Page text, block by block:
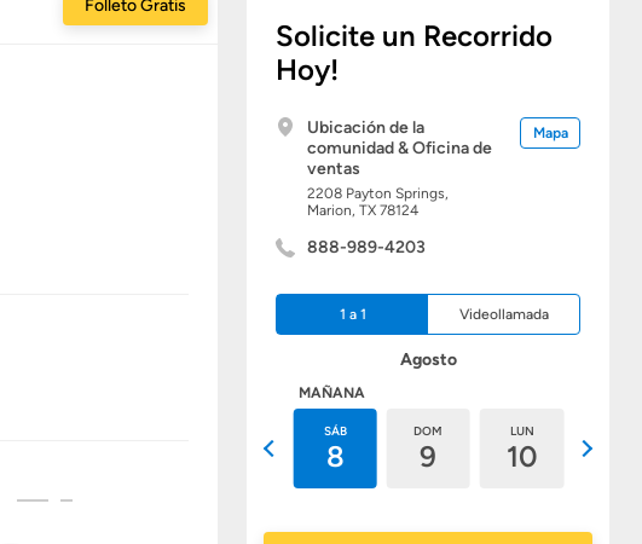
Solicite un Recorrido
Hoy!
Ubicación de la
comunidad & Oficina de
ventas
2208 Payton Springs,
Marion, TX 78124
Mapa
888-989-4203
1 a 1 Videollamada
Agosto
MAÑANA
SÁB
8
DOM
9
LUN
10
Folleto Gratis